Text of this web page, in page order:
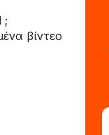
;
βίντεο